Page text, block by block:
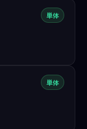
単体
単体